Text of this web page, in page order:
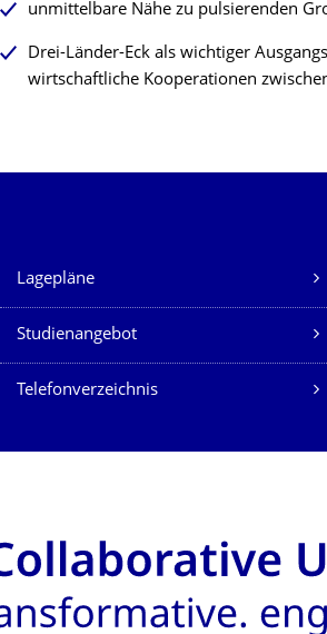
unmittelbare Nähe zu pulsierenden
Drei-Länder-Eck als wichtiger
wirtschaftliche Kooperationen
Unsere Dienste
Lagepläne
Studienangebot
Telefonverzeichnis